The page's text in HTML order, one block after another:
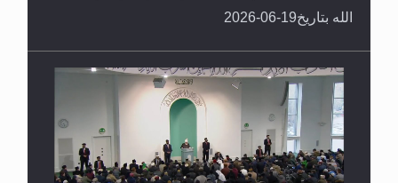
الله بتاريخ19-06-2026